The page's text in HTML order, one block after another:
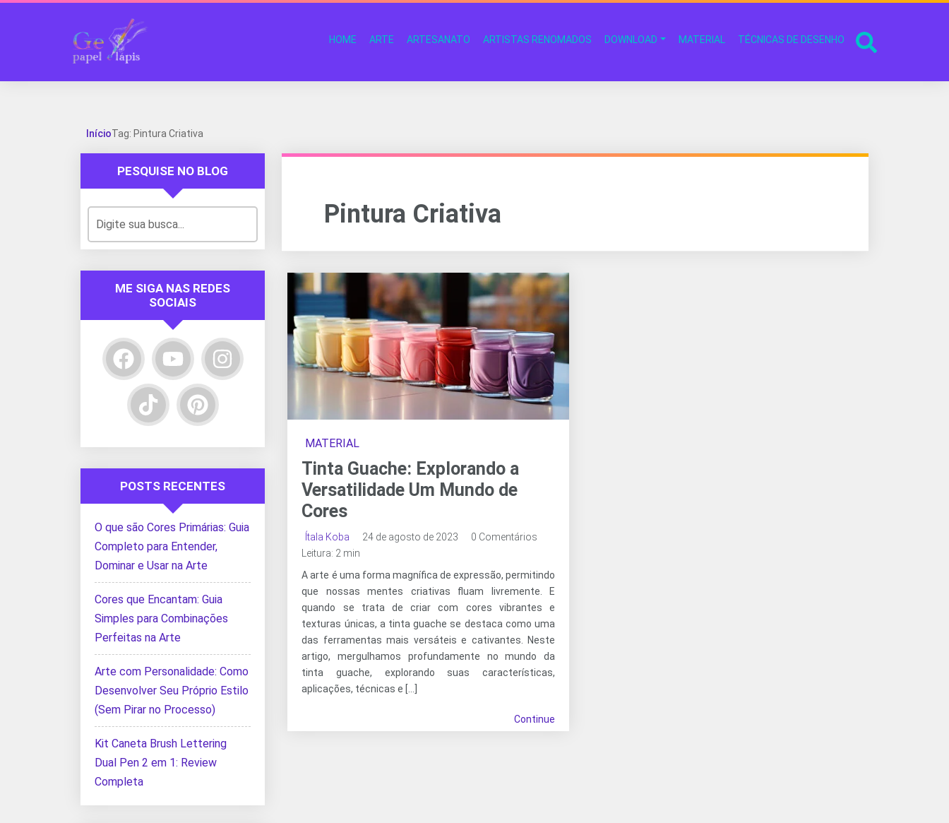
HOME ARTE ARTESANATO ARTISTAS RENOMADOS DOWNLOAD MATERIAL TÉCNICAS DE DESENHO
InícioTag: Pintura Criativa
Pintura Criativa
MATERIAL
Tinta Guache: Explorando a
Versatilidade Um Mundo de
Cores
Ítala Koba 24 de agosto de 2023
0 Comentários
Leitura: 2 min
A arte é uma forma magnífica de expressão, permitindo
que nossas mentes criativas fluam livremente. E
quando se trata de criar com cores vibrantes e
texturas únicas, a tinta guache se destaca como uma
das ferramentas mais versáteis e cativantes. Neste
artigo, mergulhamos profundamente no mundo da
tinta guache, explorando suas características,
aplicações, técnicas e […]
Continue
PESQUISE NO BLOG
ME SIGA NAS REDES
SOCIAIS
POSTS RECENTES
O que são Cores Primárias: Guia
Completo para Entender,
Dominar e Usar na Arte
Cores que Encantam: Guia
Simples para Combinações
Perfeitas na Arte
Arte com Personalidade: Como
Desenvolver Seu Próprio Estilo
(Sem Pirar no Processo)
Kit Caneta Brush Lettering
Dual Pen 2 em 1: Review
Completa